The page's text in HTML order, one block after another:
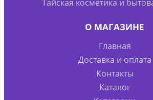
Тайская косметика и
О МАГАЗИНЕ
Главная
Доставка и оплата
Контакты
Каталог